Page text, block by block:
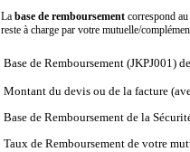
La base de remboursement correspond
reste à charge par votre mutuelle/
Base de Remboursement (JKPJ001)
Montant du devis ou de la facture
Base de Remboursement de la
Taux de Remboursement de votre